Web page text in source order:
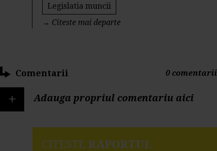
Legislatia muncii
→ Citeste mai departe
Comentarii 0 comentarii
+ Adauga propriul comentariu aici
CITESTE RAPORTUL